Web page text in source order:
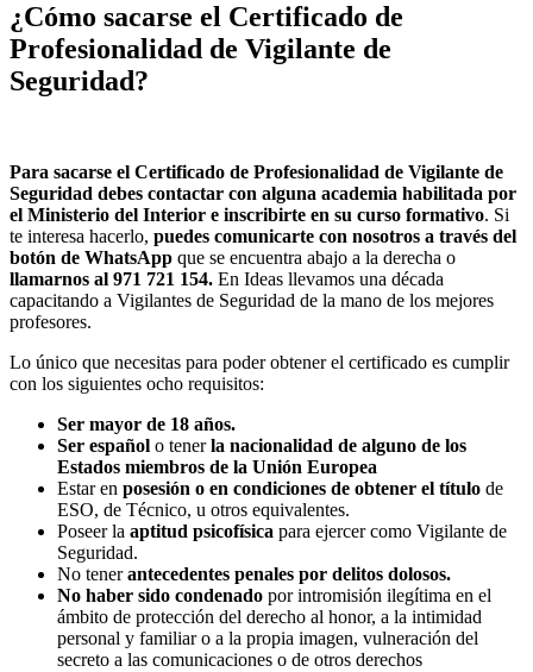
¿Cómo sacarse el Certificado de
Profesionalidad de Vigilante de
Seguridad?
Para sacarse el Certificado de Profesionalidad de Vigilante de
Seguridad debes contactar con alguna academia habilitada por
el Ministerio del Interior e inscribirte en su curso formativo. Si
te interesa hacerlo, puedes comunicarte con nosotros a través del
botón de WhatsApp que se encuentra abajo a la derecha o
llamarnos al 971 721 154. En Ideas llevamos una década
capacitando a Vigilantes de Seguridad de la mano de los mejores
profesores.
Lo único que necesitas para poder obtener el certificado es cumplir
con los siguientes ocho requisitos:
Ser mayor de 18 años.
Ser español o tenerla nacionalidad de alguno de los
Estados miembros de la Unión Europea
Estar en posesión o en condiciones de obtener el título de
ESO, de Técnico, u otros equivalentes.
Poseer la aptitud psicofísica para ejercer como Vigilante de
Seguridad.
No tenerantecedentes penales por delitos dolosos.
No haber sido condenado por intromisión ilegítima en el
ámbito de protección del derecho al honor, a la intimidad
personal y familiar o a la propia imagen, vulneración del
secreto a las comunicaciones o de otros derechos